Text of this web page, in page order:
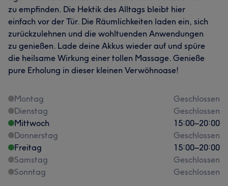
zu empfinden. Die Hektik des Alltags bleibt hier
einfach vor der Tür. Die Räumlichkeiten laden ein, sich
zurückzulehnen und die wohltuenden Anwendungen
zu genießen. Lade deine Akkus wieder auf und spüre
die heilsame Wirkung einer tollen Massage. Genieße
pure Erholung in dieser kleinen Verwöhnoase!
Montag
Geschlossen
Dienstag
Geschlossen
Mittwoch
15:00–20:00
Donnerstag
Geschlossen
Freitag
15:00–20:00
Samstag
Geschlossen
Sonntag
Geschlossen